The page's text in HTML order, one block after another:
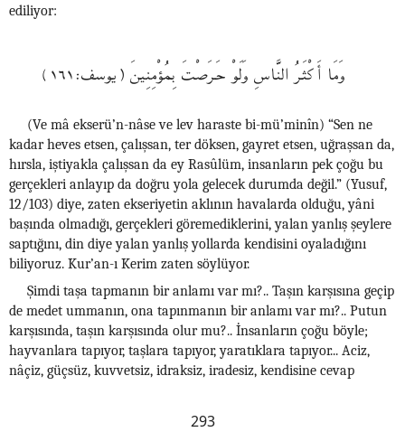
ediliyor:
وَمَا أَكْثَرُ النَّاسِ وَلَوْ حَرَصْتَ بِمُؤْمِنِينَ (يوسف:١٦١)
(Ve mâ ekserü’n-nâse ve lev haraste bi-mü’minîn) “Sen ne
kadar heves etsen, çalışsan, ter döksen, gayret etsen, uğraşsan da,
hırsla, iştiyakla çalışsan da ey Rasûlüm, insanların pek çoğu bu
gerçekleri anlayıp da doğru yola gelecek durumda değil.” (Yusuf,
12/103) diye, zaten ekseriyetin aklının havalarda olduğu, yâni
başında olmadığı, gerçekleri göremediklerini, yalan yanlış şeylere
saptığını, din diye yalan yanlış yollarda kendisini oyaladığını
biliyoruz. Kur’an-ı Kerim zaten söylüyor.
Şimdi taşa tapmanın bir anlamı var mı?.. Taşın karşısına geçip
de medet ummanın, ona tapınmanın bir anlamı var mı?.. Putun
karşısında, taşın karşısında olur mu?.. İnsanların çoğu böyle;
hayvanlara tapıyor, taşlara tapıyor, yaratıklara tapıyor... Aciz,
nâçiz, güçsüz, kuvvetsiz, idraksiz, iradesiz, kendisine cevap
293